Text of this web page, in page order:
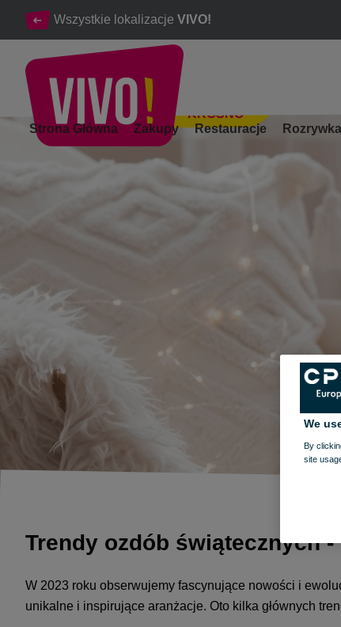
Wszystkie lokalizacje VIVO!
KROSNO
Strona Główna Zakupy Restauracje Rozrywka
Trendy ozdób świątecznych - odkryj je w VIVO! Krosno
Trendy ozdób świątecznych
W 2023 roku obserwujemy fascynujące nowości i
unikalne i inspirujące aranżacje. Oto kilka głównych
We
By
site